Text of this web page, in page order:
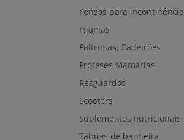
Pensos para incontinência
Pijamas
Poltronas, Cadeirões
Próteses Mamárias
Resguardos
Scooters
Suplementos nutricionais
Tábuas de banheira